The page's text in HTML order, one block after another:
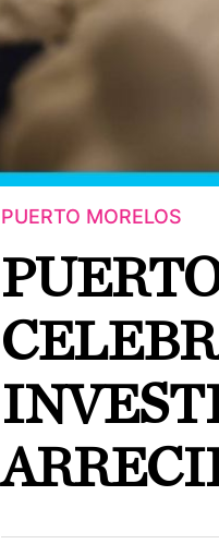
PUERTO MORELOS